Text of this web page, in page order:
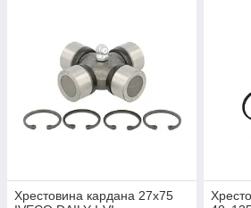
Хрестовина кардана 27x75